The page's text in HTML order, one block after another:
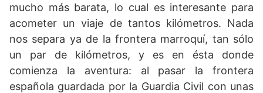
mucho más barata, lo cual es interesante para
acometer un viaje de tantos kilómetros. Nada
nos separa ya de la frontera marroquí, tan sólo
un par de kilómetros, y es en ésta donde
comienza la aventura: al pasar la frontera
española guardada por la Guardia Civil con unas